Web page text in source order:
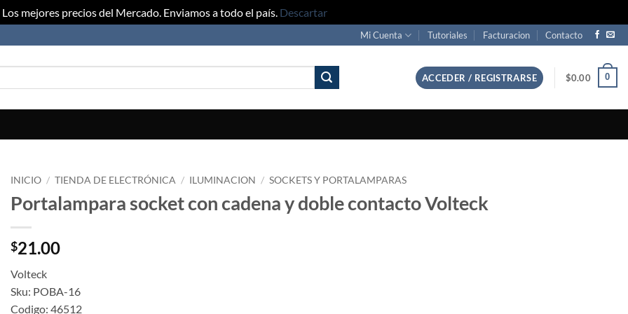
Los mejores precios del Mercado. Enviamos a todo el país. Descartar
Mi Cuenta Tutoriales Facturacion Contacto
ACCEDER / REGISTRARSE $0.00 0
INICIO / TIENDA DE ELECTRÓNICA / ILUMINACION / SOCKETS Y PORTALAMPARAS
Portalampara socket con cadena y doble contacto Volteck
$21.00
Volteck
Sku: POBA-16
Codigo: 46512